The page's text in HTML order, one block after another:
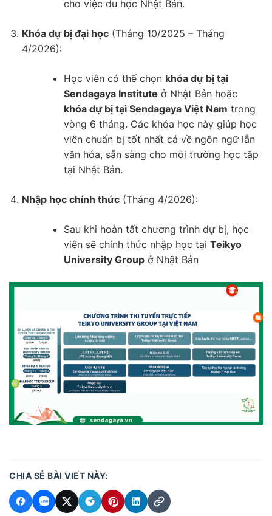
cho việc du học Nhật Bản.
Khóa dự bị đại học(Tháng 10/2025 – Tháng
4/2026):
Học viên có thể chọn khóa dự bị tại
Sendagaya Institute ở Nhật Bản hoặc
khóa dự bị tại Sendagaya Việt Nam trong
vòng 6 tháng. Các khóa học này giúp học
viên chuẩn bị tốt nhất cả về ngôn ngữ lẫn
văn hóa, sẵn sàng cho môi trường học tập
tại Nhật Bản.
Nhập học chính thức(Tháng 4/2026):
Sau khi hoàn tất chương trình dự bị, học
viên sẽ chính thức nhập học tại Teikyo
University Groupở Nhật Bản
CHIA SẺ BÀI VIẾT NÀY: